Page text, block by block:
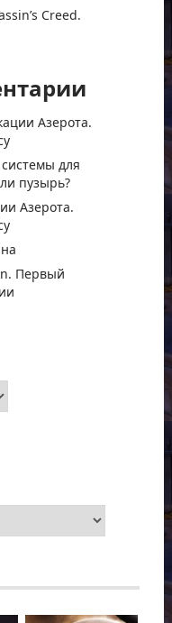
Creed.
Азерота.
для
пузырь?
Азерота.
Первый